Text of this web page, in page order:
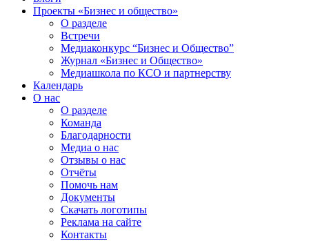
Проекты «Бизнес и общество»
О разделе
Встречи
Медиаконкурс “Бизнес и Общество”
Журнал «Бизнес и Общество»
Медиашкола по КСО и партнерству
Календарь
О нас
О разделе
Команда
Благодарности
Медиа о нас
Отзывы о нас
Отчёты
Помочь нам
Документы
Скачать логотипы
Реклама на сайте
Контакты